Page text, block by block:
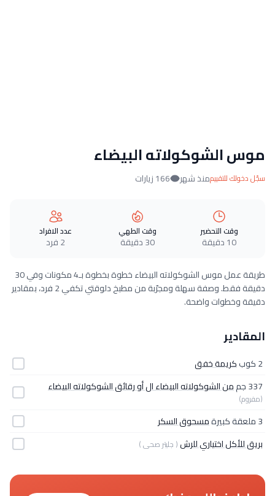
موس الشوكولاته البيضاء
سجّل دخولك للتقييممنذ شهر 166 زيارات
وقت التحضير
10 دقيقة
وقت الطهي
30 دقيقة
عدد الافراد
2 فرد
طريقة عمل موس الشوكولاته البيضاء خطوة بخطوة بـ4 مكونات وفي 30
دقيقة فقط. وصفة سهلة ومجرّبة من مطبخ دلوقتي تكفي 2 فرد، بمقادير
دقيقة وخطوات واضحة.
المقادير
2 كوب
كريمة خفق
337 جم
من الشوكولاته البيضاء ال أو رقائق الشوكولاته البيضاء
(مفروم)
3 ملعقة كبيرة
مسحوق السكر
بريق للأكل اختياري للرش( جليتر صحى )